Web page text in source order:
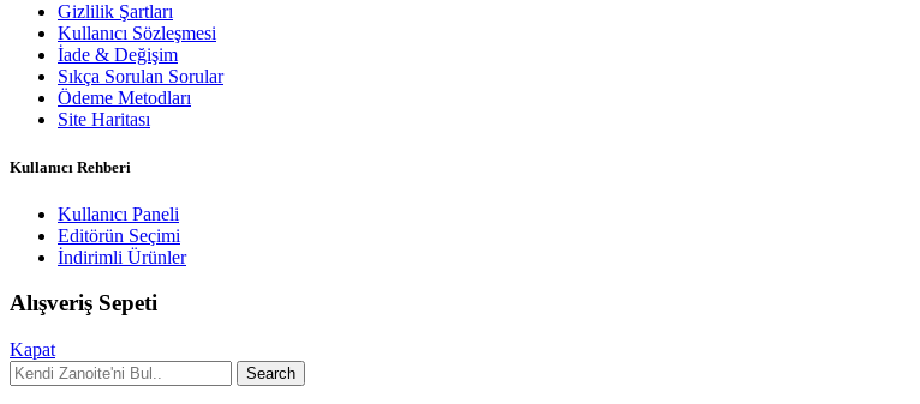
Gizlilik Şartları
Kullanıcı Sözleşmesi
İade & Değişim
Sıkça Sorulan Sorular
Ödeme Metodları
Site Haritası
Kullanıcı Rehberi
Kullanıcı Paneli
Editörün Seçimi
İndirimli Ürünler
Alışveriş Sepeti
Kapat
Search